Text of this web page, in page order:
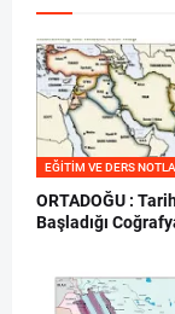
EĞITIM VE DERS
ORTADOĞU :
Başladığı